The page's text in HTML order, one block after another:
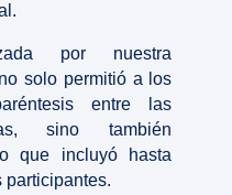
por nuestra
solo permitió a los
entre las
sino también
que incluyó hasta
participantes.